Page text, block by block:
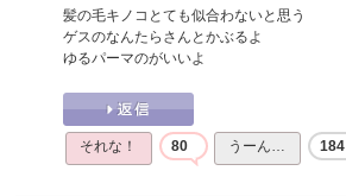
髪の毛キノコとても似合わないと思う
ゲスのなんたらさんとかぶるよ
ゆるパーマのがいいよ
それな！ 80 うーん… 184